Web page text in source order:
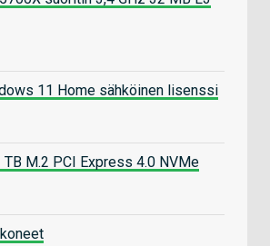
11 Home sähköinen lisenssi
M.2 PCI Express 4.0 NVMe